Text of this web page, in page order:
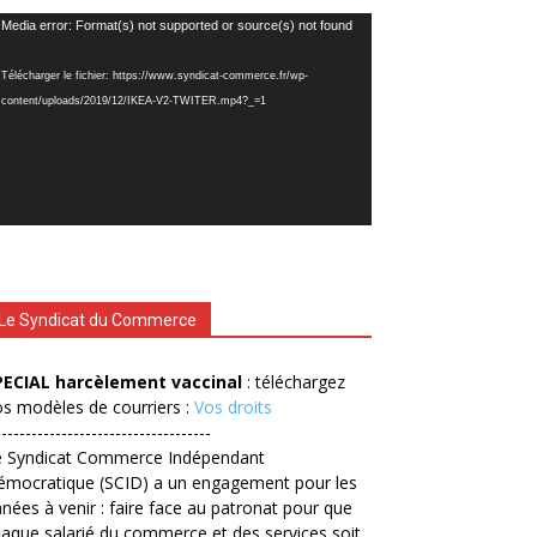
Media error: Format(s) not supported or source(s) not found
Télécharger le fichier: https://www.syndicat-commerce.fr/wp-
content/uploads/2019/12/IKEA-V2-TWITER.mp4?_=1
Le Syndicat du Commerce
harcèlement vaccinal : téléchargez
modèles de courriers : Vos droits
Syndicat Commerce Indépendant
(SCID) a un engagement pour les
à venir : faire face au patronat pour que